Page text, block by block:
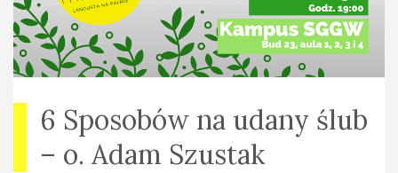
Cykl "Plony Życia"
Strona na facebooku:facebook.com/Plony-
Konferencje w cyklu:
12 października, czwartek:O. Adam Szustak — 6
6 Sposobów na udany ślub
– o. Adam Szustak